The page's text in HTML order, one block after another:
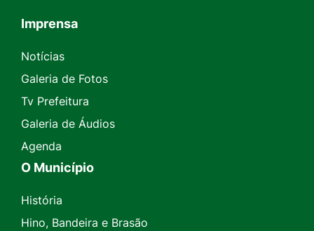
Seção do Rodapé e Contato
Imprensa
Notícias
Galeria de Fotos
Tv Prefeitura
Galeria de Áudios
Agenda
O Município
História
Hino, Bandeira e Brasão